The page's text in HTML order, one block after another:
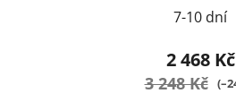
7-10 dní
2 468 Kč
3 248 Kč